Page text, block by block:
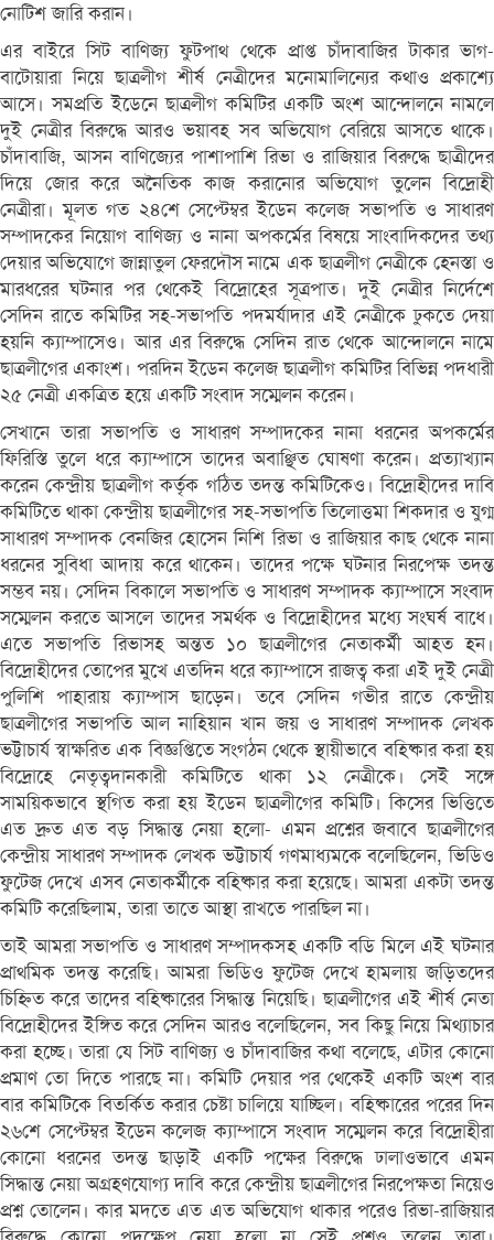
নোটিশ জারি করান।
এর বাইরে সিট বাণিজ্য ফুটপাথ থেকে প্রাপ্ত চাঁদাবাজির টাকার ভাগ-
বাটোয়ারা নিয়ে ছাত্রলীগ শীর্ষ নেত্রীদের মনোমালিন্যের কথাও প্রকাশ্যে
আসে। সমপ্রতি ইডেনে ছাত্রলীগ কমিটির একটি অংশ আন্দোলনে নামলে
দুই নেত্রীর বিরুদ্ধে আরও ভয়াবহ সব অভিযোগ বেরিয়ে আসতে থাকে।
চাঁদাবাজি, আসন বাণিজ্যের পাশাপাশি রিভা ও রাজিয়ার বিরুদ্ধে ছাত্রীদের
দিয়ে জোর করে অনৈতিক কাজ করানোর অভিযোগ তুলেন বিদ্রোহী
নেত্রীরা। মূলত গত ২৪শে সেপ্টেম্বর ইডেন কলেজ সভাপতি ও সাধারণ
সম্পাদকের নিয়োগ বাণিজ্য ও নানা অপকর্মের বিষয়ে সাংবাদিকদের তথ্য
দেয়ার অভিযোগে জান্নাতুল ফেরদৌস নামে এক ছাত্রলীগ নেত্রীকে হেনস্তা ও
মারধরের ঘটনার পর থেকেই বিদ্রোহের সূত্রপাত। দুই নেত্রীর নির্দেশে
সেদিন রাতে কমিটির সহ-সভাপতি পদমর্যাদার এই নেত্রীকে ঢুকতে দেয়া
হয়নি ক্যাম্পাসেও। আর এর বিরুদ্ধে সেদিন রাত থেকে আন্দোলনে নামে
ছাত্রলীগের একাংশ। পরদিন ইডেন কলেজ ছাত্রলীগ কমিটির বিভিন্ন পদধারী
২৫ নেত্রী একত্রিত হয়ে একটি সংবাদ সম্মেলন করেন।
সেখানে তারা সভাপতি ও সাধারণ সম্পাদকের নানা ধরনের অপকর্মের
ফিরিস্তি তুলে ধরে ক্যাম্পাসে তাদের অবাঞ্ছিত ঘোষণা করেন। প্রত্যাখ্যান
করেন কেন্দ্রীয় ছাত্রলীগ কর্তৃক গঠিত তদন্ত কমিটিকেও। বিদ্রোহীদের দাবি
কমিটিতে থাকা কেন্দ্রীয় ছাত্রলীগের সহ-সভাপতি তিলোত্তমা শিকদার ও যুগ্ম
সাধারণ সম্পাদক বেনজির হোসেন নিশি রিভা ও রাজিয়ার কাছ থেকে নানা
ধরনের সুবিধা আদায় করে থাকেন। তাদের পক্ষে ঘটনার নিরপেক্ষ তদন্ত
সম্ভব নয়। সেদিন বিকালে সভাপতি ও সাধারণ সম্পাদক ক্যাম্পাসে সংবাদ
সম্মেলন করতে আসলে তাদের সমর্থক ও বিদ্রোহীদের মধ্যে সংঘর্ষ বাধে।
এতে সভাপতি রিভাসহ অন্তত ১০ ছাত্রলীগের নেতাকর্মী আহত হন।
বিদ্রোহীদের তোপের মুখে এতদিন ধরে ক্যাম্পাসে রাজত্ব করা এই দুই নেত্রী
পুলিশি পাহারায় ক্যাম্পাস ছাড়েন। তবে সেদিন গভীর রাতে কেন্দ্রীয়
ছাত্রলীগের সভাপতি আল নাহিয়ান খান জয় ও সাধারণ সম্পাদক লেখক
ভট্টাচার্য স্বাক্ষরিত এক বিজ্ঞপ্তিতে সংগঠন থেকে স্থায়ীভাবে বহিষ্কার করা হয়
বিদ্রোহে নেতৃত্বদানকারী কমিটিতে থাকা ১২ নেত্রীকে। সেই সঙ্গে
সাময়িকভাবে স্থগিত করা হয় ইডেন ছাত্রলীগের কমিটি। কিসের ভিত্তিতে
এত দ্রুত এত বড় সিদ্ধান্ত নেয়া হলো- এমন প্রশ্নের জবাবে ছাত্রলীগের
কেন্দ্রীয় সাধারণ সম্পাদক লেখক ভট্টাচার্য গণমাধ্যমকে বলেছিলেন, ভিডিও
ফুটেজ দেখে এসব নেতাকর্মীকে বহিষ্কার করা হয়েছে। আমরা একটা তদন্ত
কমিটি করেছিলাম, তারা তাতে আস্থা রাখতে পারছিল না।
তাই আমরা সভাপতি ও সাধারণ সম্পাদকসহ একটি বডি মিলে এই ঘটনার
প্রাথমিক তদন্ত করেছি। আমরা ভিডিও ফুটেজ দেখে হামলায় জড়িতদের
চিহ্নিত করে তাদের বহিষ্কারের সিদ্ধান্ত নিয়েছি। ছাত্রলীগের এই শীর্ষ নেতা
বিদ্রোহীদের ইঙ্গিত করে সেদিন আরও বলেছিলেন, সব কিছু নিয়ে মিথ্যাচার
করা হচ্ছে। তারা যে সিট বাণিজ্য ও চাঁদাবাজির কথা বলেছে, এটার কোনো
প্রমাণ তো দিতে পারছে না। কমিটি দেয়ার পর থেকেই একটি অংশ বার
বার কমিটিকে বিতর্কিত করার চেষ্টা চালিয়ে যাচ্ছিল। বহিষ্কারের পরের দিন
২৬শে সেপ্টেম্বর ইডেন কলেজ ক্যাম্পাসে সংবাদ সম্মেলন করে বিদ্রোহীরা
কোনো ধরনের তদন্ত ছাড়াই একটি পক্ষের বিরুদ্ধে ঢালাওভাবে এমন
সিদ্ধান্ত নেয়া অগ্রহণযোগ্য দাবি করে কেন্দ্রীয় ছাত্রলীগের নিরপেক্ষতা নিয়েও
প্রশ্ন তোলেন। কার মদতে এত এত অভিযোগ থাকার পরেও রিভা-রাজিয়ার